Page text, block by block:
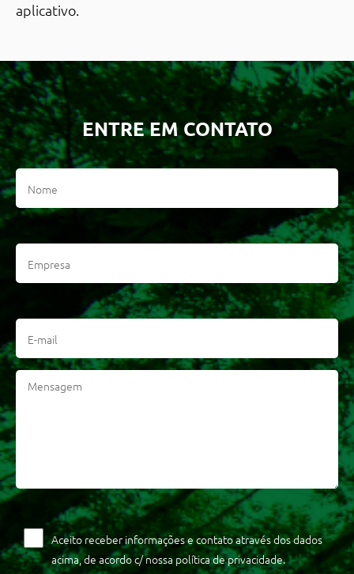
aplicativo.
ENTRE EM CONTATO
Aceito receber informações e contato através dos dados
acima, de acordo c/ nossa política de privacidade.